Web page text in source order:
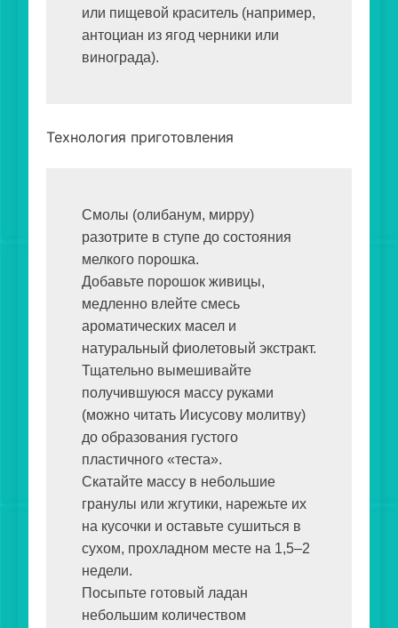
или пищевой краситель (например,
антоциан из ягод черники или
винограда).
Технология приготовления
Смолы (олибанум, мирру)
разотрите в ступе до состояния
мелкого порошка.
Добавьте порошок живицы,
медленно влейте смесь
ароматических масел и
натуральный фиолетовый экстракт.
Тщательно вымешивайте
получившуюся массу руками
(можно читать Иисусову молитву)
до образования густого
пластичного «теста».
Скатайте массу в небольшие
гранулы или жгутики, нарежьте их
на кусочки и оставьте сушиться в
сухом, прохладном месте на 1,5–2
недели.
Посыпьте готовый ладан
небольшим количеством